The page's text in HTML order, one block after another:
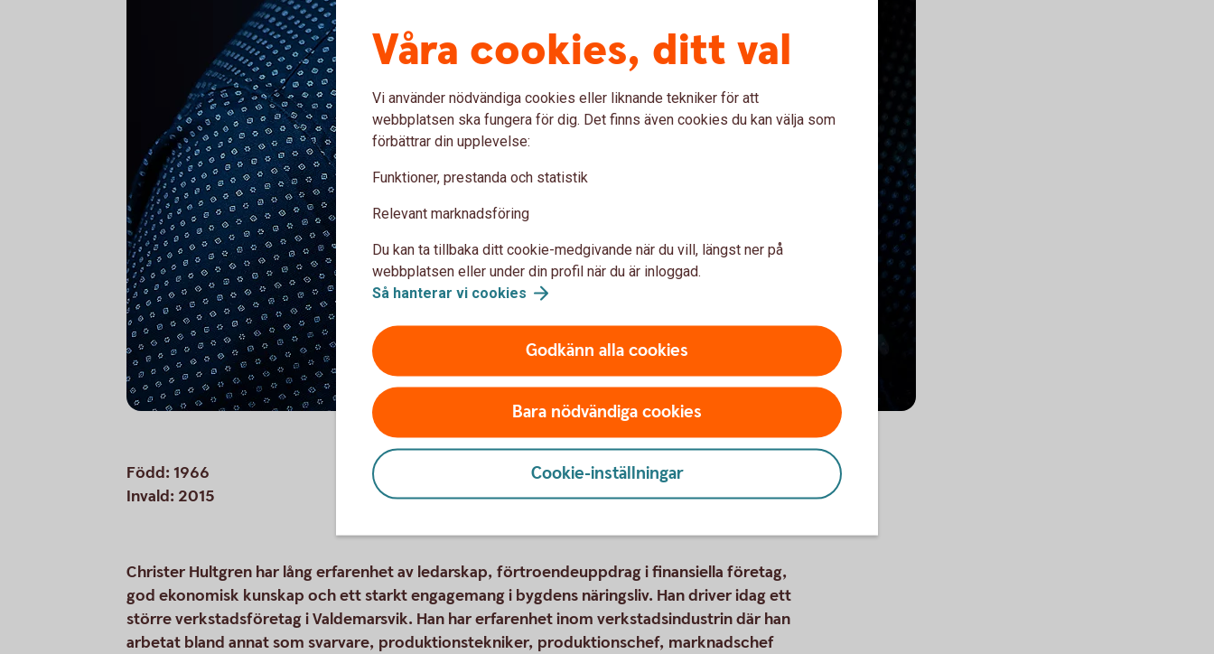
Född: 1966
Invald: 2015
Christer Hultgren har lång erfarenhet av ledarskap, förtroendeuppdrag i finansiella företag,
god ekonomisk kunskap och ett starkt engagemang i bygdens näringsliv. Han driver idag ett
större verkstadsföretag i Valdemarsvik. Han har erfarenhet inom verkstadsindustrin där han
arbetat bland annat som svarvare, produktionstekniker, produktionschef, marknadschef
Våra cookies, ditt val
Vi använder nödvändiga cookies eller liknande tekniker för att
webbplatsen ska fungera för dig. Det finns även cookies du kan välja som
förbättrar din upplevelse:
Funktioner, prestanda och statistik
Relevant marknadsföring
Du kan ta tillbaka ditt cookie-medgivande när du vill, längst ner på
webbplatsen eller under din profil när du är inloggad.
Så hanterar vi cookies
Godkänn alla cookies
Bara nödvändiga cookies
Cookie-inställningar